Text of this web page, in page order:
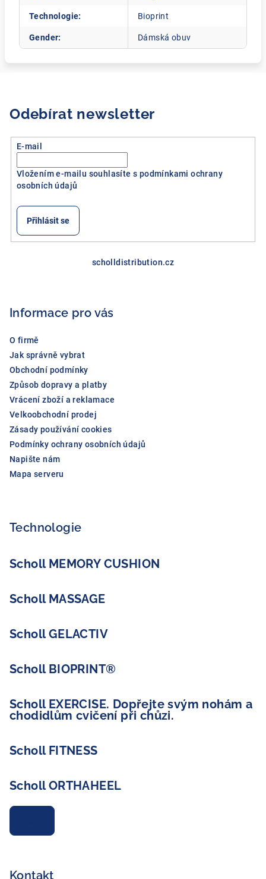
Technologie: Bioprint
Gender: Dámská obuv
Odebírat newsletter
E-mail
Vložením e-mailu souhlasíte s podmínkami ochrany
osobních údajů
Přihlásit se
scholldistribution.cz
Informace pro vás
O firmě
Jak správně vybrat
Obchodní podmínky
Způsob dopravy a platby
Vrácení zboží a reklamace
Velkoobchodní prodej
Zásady používání cookies
Podmínky ochrany osobních údajů
Napište nám
Mapa serveru
Technologie
Scholl MEMORY CUSHION
Scholl MASSAGE
Scholl GELACTIV
Scholl BIOPRINT®
Scholl EXERCISE. Dopřejte svým nohám a
chodidlům cvičení při chůzi.
Scholl FITNESS
Scholl ORTHAHEEL
Kontakt